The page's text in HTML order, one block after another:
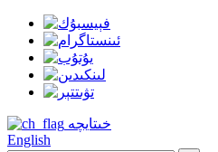
خىتايچە
English